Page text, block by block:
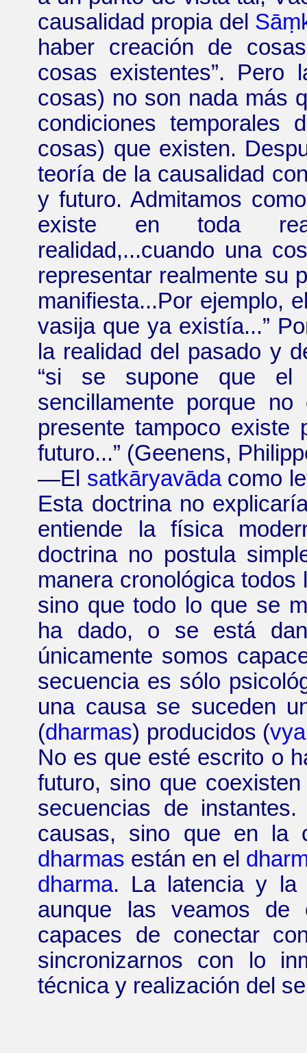
causalidad propia del Sāṃ
haber creación de
cosas existentes”. Pero
cosas) no son nada más
condiciones temporales
cosas) que existen.
teoría de la causalidad
y futuro. Admitamos
existe en toda
realidad,...cuando una
representar realmente su
manifiesta...Por ejemplo,
vasija que ya existía...”
la realidad del pasado y
“si se supone que el
sencillamente porque
presente tampoco
futuro...” (Geenens,
—El satkāryavādacomo
Esta doctrina no
entiende la física
doctrina no postula
manera cronológica
sino que todo lo que se
ha dado, o se está
únicamente somos
secuencia es sólo
una causa se suceden
(dharmas) producidos (
No es que esté escrito o
futuro, sino que
secuencias de
causas, sino que en la
dharmas están en el
dharma. La latencia y la
aunque las veamos
capaces de conectar
sincronizarnos con lo
técnica y realización del